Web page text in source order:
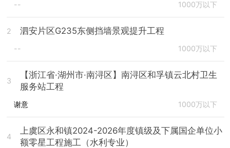
-- 1000万以下
2 泗安片区G235东侧挡墙景观提升工程
-- 1000万以下
3
【浙江省·湖州市·南浔区】南浔区和孚镇云北村卫生
服务站工程
谢意 1000万以下
4
上虞区永和镇2024-2026年度镇级及下属国企单位小
额零星工程施工（水利专业）